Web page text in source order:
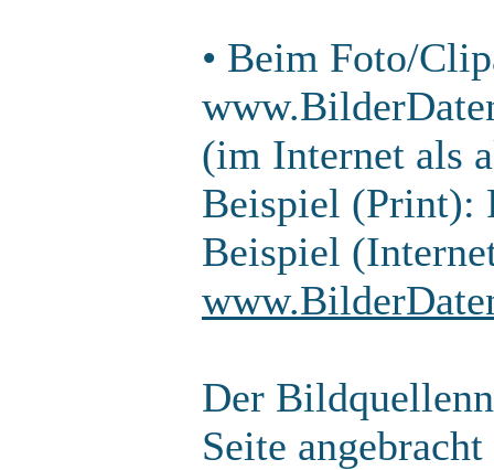
• Beim Foto/
(im Internet als
Beispiel (Print):
Beispiel
Der
Seite